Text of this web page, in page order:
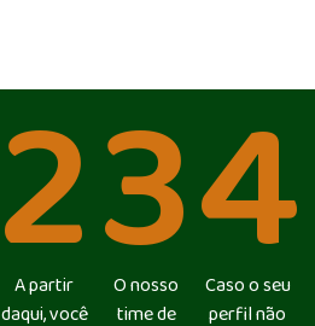
2
A partir
daqui, você 3
O nosso
time de
4
Caso o seu
perfil não